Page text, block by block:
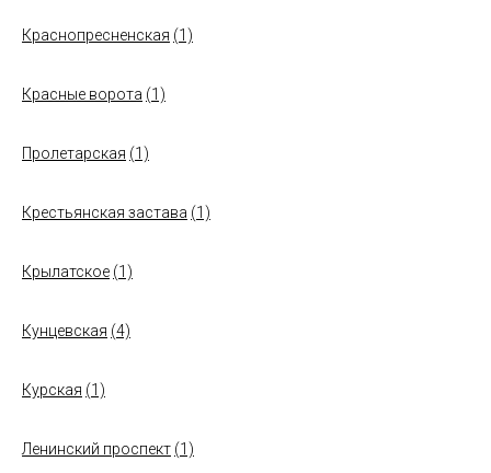
Краснопресненская (1)
Красные ворота (1)
Пролетарская (1)
Крестьянская застава (1)
Крылатское (1)
Кунцевская (4)
Курская (1)
Ленинский проспект (1)